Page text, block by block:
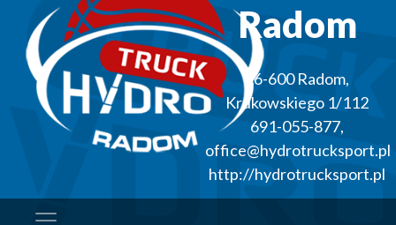
Radom
26-600 Radom,
Krukowskiego 1/112
691-055-877,
office@hydrotrucksport.pl
http://hydrotrucksport.pl